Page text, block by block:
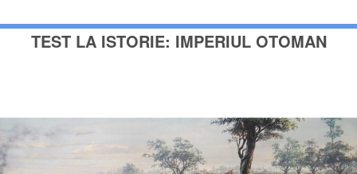
TEST LA ISTORIE: IMPERIUL OTOMAN